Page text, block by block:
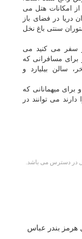
از امکانات هتل می
دریا در فضای باز
سنتی باغ نخل
سفر می کنید می
برای مسافرانی که
سالن بیلیارد و
دارد و برای میهمانانی که
می توانند در
هرمز بندر عباس